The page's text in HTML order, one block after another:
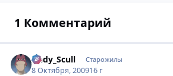
1 Комментарий
Andy_Scull Старожилы
8 Октября, 200916 г